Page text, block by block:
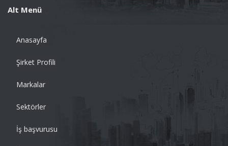
Alt Menü
Anasayfa
Şirket Profili
Markalar
Sektörler
İş başvurusu